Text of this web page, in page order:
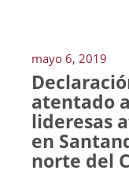
mayo 6, 2019
atentado
lideresas
en
norte del